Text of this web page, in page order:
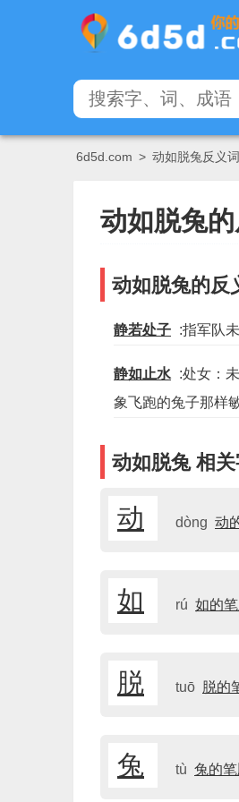
6d5d.com > 动如脱兔反义词
动如脱兔的
动如脱兔的反
静若处子 :指军队
静如止水 :处女：
象飞跑的兔子那样
动如脱兔 相
动 dòng 动
如 rú 如的
脱 tuō 脱的
兔 tù 兔的